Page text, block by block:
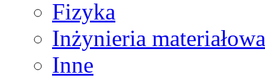
Fizyka
Inżynieria materiałowa
Inne